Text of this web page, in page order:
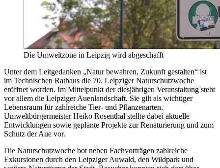
Die Umweltzone in Leipzig wird abgeschafft
Unter dem Leitgedanken „Natur bewahren, Zukunft gestalten“ ist
im Technischen Rathaus die 70. Leipziger Naturschutzwoche
eröffnet worden. Im Mittelpunkt der diesjährigen Veranstaltung steht
vor allem die Leipziger Auenlandschaft. Sie gilt als wichtiger
Lebensraum für zahlreiche Tier- und Pflanzenarten.
Umweltbürgermeister Heiko Rosenthal stellte dabei aktuelle
Entwicklungen sowie geplante Projekte zur Renaturierung und zum
Schutz der Aue vor.
Die Naturschutzwoche bot neben Fachvorträgen zahlreiche
Exkursionen durch den Leipziger Auwald, den Wildpark und